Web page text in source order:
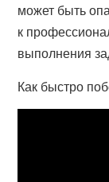
может быть
к
выполнения
Как быстро